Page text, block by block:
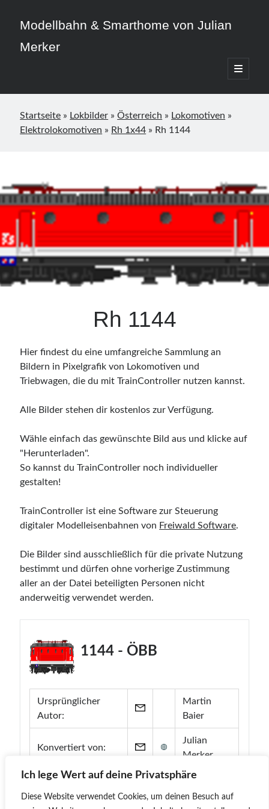
Ich lege Wert auf deine Privatsphäre
Diese Website verwendet Cookies, um deinen Besuch auf
Modellbahn & Smarthome von Julian
Merker
open
primary
Sidebar
Allgemein
Modellbahn
Zertifikate
Zabbix Certified Specialist 5.0
Zabbix Certified User 5.0
Startseite » Lokbilder »Österreich » Lokomotiven »
Elektrolokomotiven » Rh 1x44 » Rh 1144
Rh 1144
Hier findest du eine umfangreiche Sammlung an
Bildern in Pixelgrafik von Lokomotiven und
Triebwagen, die du mit TrainController nutzen kannst.
Alle Bilder stehen dir kostenlos zur Verfügung.
Wähle einfach das gewünschte Bild aus und klicke auf
"Herunterladen".
So kannst du TrainController noch individueller
gestalten!
TrainController ist eine Software zur Steuerung
digitaler Modelleisenbahnen von Freiwald Software.
Die Bilder sind ausschließlich für die private Nutzung
bestimmt und dürfen ohne vorherige Zustimmung
aller an der Datei beteiligten Personen nicht
anderweitig verwendet werden.
1144 - ÖBB
Ursprünglicher
Autor:
Martin
Baier
Konvertiert von:
Julian
Merker
Jetzt herunterladen! Anfrage senden